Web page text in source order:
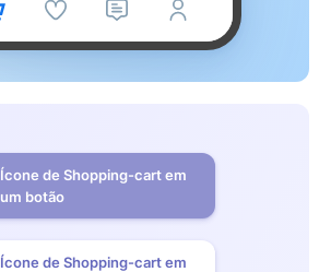
Ícone de Shopping-cart em
um botão
Ícone de Shopping-cart em